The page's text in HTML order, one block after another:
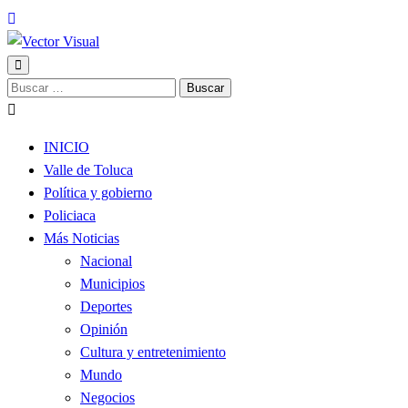
Vector Visual
Noticias y Producción Audiovisual
Buscar:
INICIO
Valle de Toluca
Política y gobierno
Policiaca
Más Noticias
Nacional
Municipios
Deportes
Opinión
Cultura y entretenimiento
Mundo
Negocios